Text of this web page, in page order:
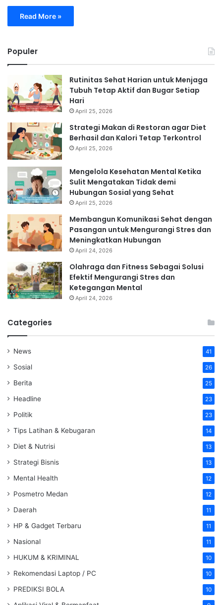
Read More »
Populer
Rutinitas Sehat Harian untuk Menjaga
Tubuh Tetap Aktif dan Bugar Setiap
Hari
April 25, 2026
Strategi Makan di Restoran agar Diet
Berhasil dan Kalori Tetap Terkontrol
April 25, 2026
Mengelola Kesehatan Mental Ketika
Sulit Mengatakan Tidak demi
Hubungan Sosial yang Sehat
April 25, 2026
Membangun Komunikasi Sehat dengan
Pasangan untuk Mengurangi Stres dan
Meningkatkan Hubungan
April 24, 2026
Olahraga dan Fitness Sebagai Solusi
Efektif Mengurangi Stres dan
Ketegangan Mental
April 24, 2026
Categories
News 41
Sosial 26
Berita 25
Headline 23
Politik 23
Tips Latihan & Kebugaran 14
Diet & Nutrisi 13
Strategi Bisnis 13
Mental Health 12
Posmetro Medan 12
Daerah 11
HP & Gadget Terbaru 11
Nasional 11
HUKUM & KRIMINAL 10
Rekomendasi Laptop / PC 10
PREDIKSI BOLA 10